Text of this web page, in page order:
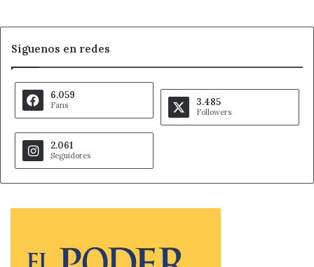
Síguenos en redes
6.059
Fans 3.485
Followers
2.061
Seguidores